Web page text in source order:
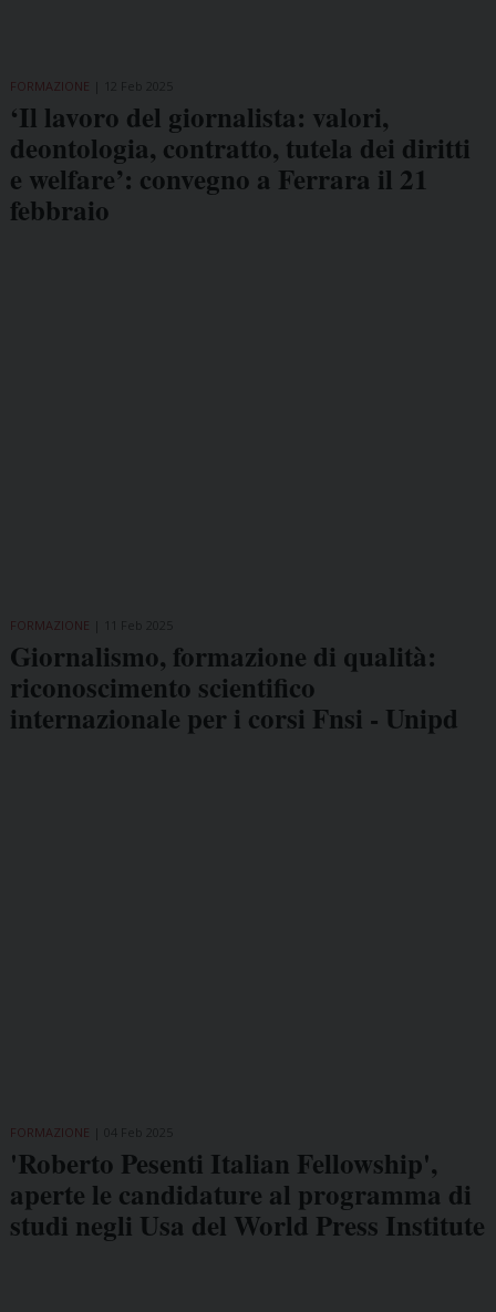
FORMAZIONE
‘Il lavoro del giornalista: valori,
deontologia, contratto, tutela dei diritti
e welfare’: convegno a Ferrara il 21
febbraio
FORMAZIONE
Giornalismo, formazione di qualità:
riconoscimento scientifico
internazionale per i corsi Fnsi - Unipd
FORMAZIONE
'Roberto Pesenti Italian Fellowship',
aperte le candidature al programma di
studi negli Usa del World Press Institute